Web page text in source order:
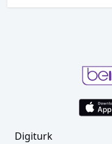
Digiturk